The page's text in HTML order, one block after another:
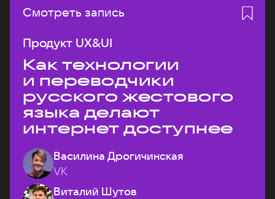
Смотреть запись
Продукт UX&UI
Как технологии
и переводчики
русского жестового
языка делают
интернет доступнее
Василина Дрогичинская
VK
Виталий Шутов